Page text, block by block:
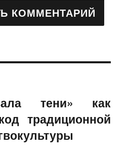
тени» как
традиционной